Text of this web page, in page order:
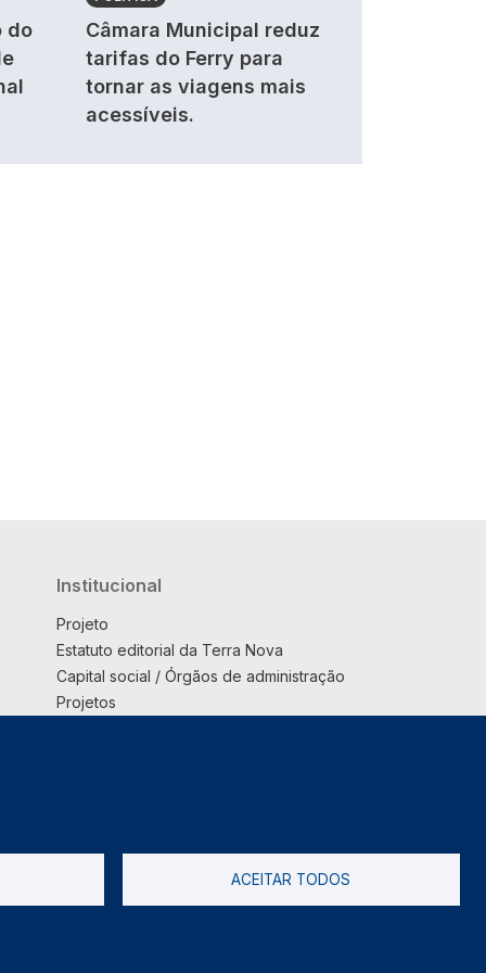
do
Câmara Municipal reduz
tarifas do Ferry para
tornar as viagens mais
acessíveis.
Institucional
Projeto
Estatuto editorial da Terra Nova
Capital social / Órgãos de administração
Projetos
ACEITAR TODOS